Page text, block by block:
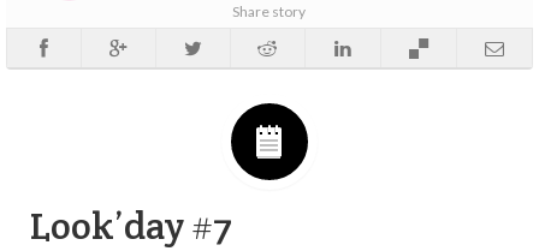
Share story
Look’day #7